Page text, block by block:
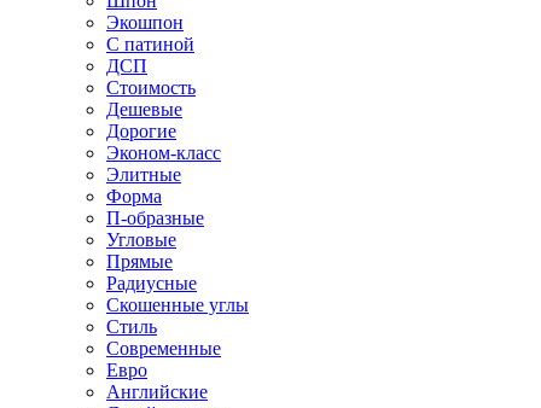
Экошпон
С патиной
ДСП
Стоимость
Дешевые
Дорогие
Эконом-класс
Элитные
Форма
П-образные
Угловые
Прямые
Радиусные
Скошенные углы
Стиль
Современные
Евро
Английские